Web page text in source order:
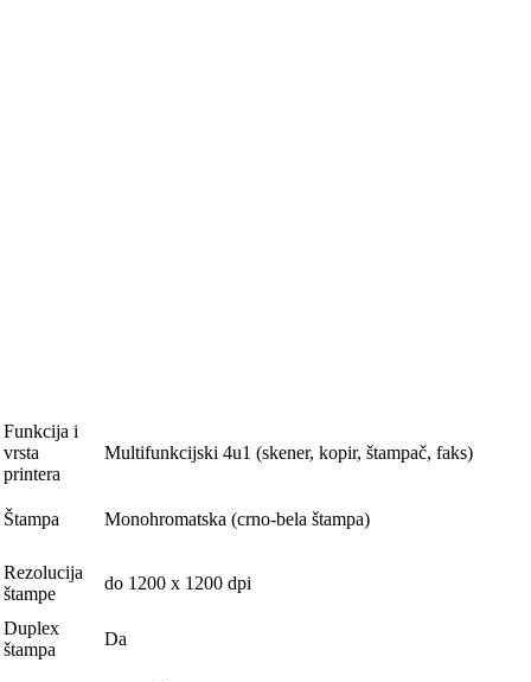
Funkcija i
vrsta
printera
Multifunkcijski 4u1 (skener, kopir, štampač, faks)
Štampa Monohromatska (crno-bela štampa)
Rezolucija
štampe
do 1200 x 1200 dpi
Duplex
štampa
Da